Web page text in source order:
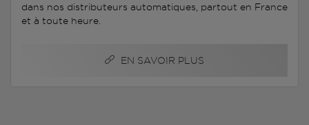
dans nos distributeurs automatiques, partout en France
et à toute heure.
EN SAVOIR PLUS